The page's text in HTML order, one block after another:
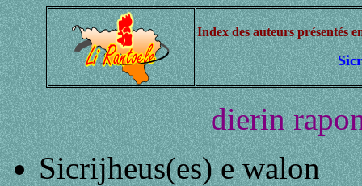
Index des auteurs présentés
dierin
Sicrijheus(es) e walon